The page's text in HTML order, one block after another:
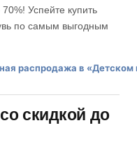
Успейте купить
по самым выгодным
скидкой до